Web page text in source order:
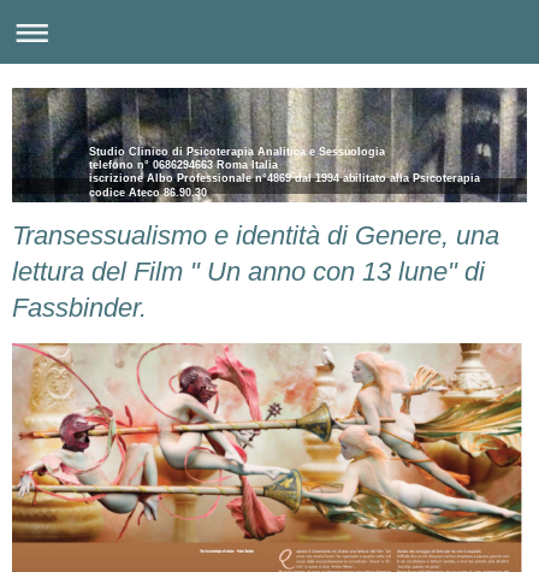
Studio Clinico di Psicoterapia Analitica e Sessuologia
telefono n° 0686294663 Roma Italia
iscrizione Albo Professionale n°4869 dal 1994 abilitato alla Psicoterapia
codice Ateco 86.90.30
Transessualismo e identità di Genere, una
lettura del Film " Un anno con 13 lune" di
Fassbinder.